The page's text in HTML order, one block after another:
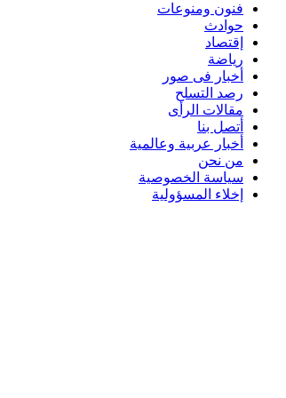
فنون ومنوعات
حوادث
إقتصاد
رياضة
أخبار فى صور
رصد التسلح
مقالات الرأى
أتصل بنا
أخبار عربية وعالمية
من نحن
سياسة الخصوصية
إخلاء المسؤولية